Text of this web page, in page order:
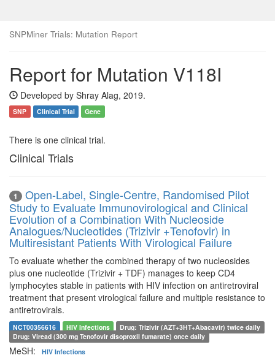
SNPMiner Trials: Mutation Report
Report for Mutation V118I
Developed by Shray Alag, 2019.
SNP Clinical Trial Gene
There is one clinical trial.
Clinical Trials
1
Open-Label, Single-Centre, Randomised Pilot
Study to Evaluate Immunovirological and Clinical
Evolution of a Combination With Nucleoside
Analogues/Nucleotides (Trizivir +Tenofovir) in
Multiresistant Patients With Virological Failure
To evaluate whether the combined therapy of two nucleosides
plus one nucleotide (Trizivir + TDF) manages to keep CD4
lymphocytes stable in patients with HIV infection on antiretroviral
treatment that present virological failure and multiple resistance to
antiretrovirals.
NCT00356616 HIV Infections
Drug: Trizivir (AZT+3HT+Abacavir) twice daily
Drug: Viread (300 mg Tenofovir disoproxil fumarate) once daily
MeSH: HIV Infections